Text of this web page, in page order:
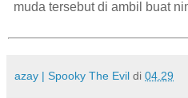
muda tersebut di ambil buat
azay | Spooky The Evil di 04.29